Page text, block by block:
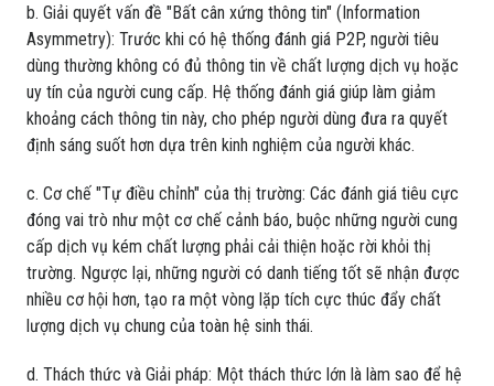
b. Giải quyết vấn đề "Bất cân xứng thông tin" (Information
Asymmetry): Trước khi có hệ thống đánh giá P2P, người tiêu
dùng thường không có đủ thông tin về chất lượng dịch vụ hoặc
uy tín của người cung cấp. Hệ thống đánh giá giúp làm giảm
khoảng cách thông tin này, cho phép người dùng đưa ra quyết
định sáng suốt hơn dựa trên kinh nghiệm của người khác.
c. Cơ chế "Tự điều chỉnh" của thị trường: Các đánh giá tiêu cực
đóng vai trò như một cơ chế cảnh báo, buộc những người cung
cấp dịch vụ kém chất lượng phải cải thiện hoặc rời khỏi thị
trường. Ngược lại, những người có danh tiếng tốt sẽ nhận được
nhiều cơ hội hơn, tạo ra một vòng lặp tích cực thúc đẩy chất
lượng dịch vụ chung của toàn hệ sinh thái.
d. Thách thức và Giải pháp: Một thách thức lớn là làm sao để hệ